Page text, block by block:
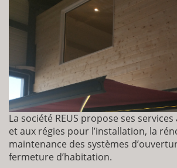
La société REUS propose ses
et aux régies pour l’installation, la
maintenance des systèmes
fermeture d’habitation.